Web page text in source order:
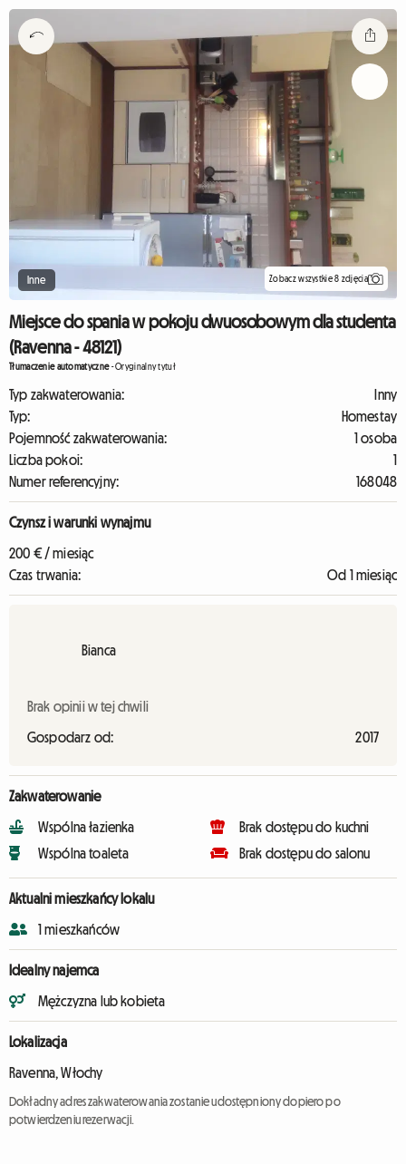
Inne Zobacz wszystkie 8 zdjęcia
Miejsce do spania w pokoju dwuosobowym dla studenta
(Ravenna - 48121)
Tłumaczenie automatyczne-Oryginalny tytuł
Typ zakwaterowania:
Inny
Typ:
Homestay
Pojemność zakwaterowania:
1 osoba
Liczba pokoi:
1
Numer referencyjny:
168048
Czynsz i warunki wynajmu
200 € / miesiąc
Czas trwania:
Od 1 miesiąc
Bianca
Brak opinii w tej chwili
Gospodarz od: 2017
Zakwaterowanie
Wspólna łazienka
Wspólna toaleta
Brak dostępu do kuchni
Brak dostępu do salonu
Aktualni mieszkańcy lokalu
1 mieszkańców
Idealny najemca
Mężczyzna lub kobieta
Lokalizacja
Ravenna, Włochy
Dokładny adres zakwaterowania zostanie udostępniony dopiero po
potwierdzeniu rezerwacji.